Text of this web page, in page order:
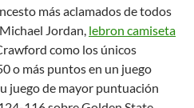
más aclamados de todos
Jordan, lebron camiseta
como los únicos
o más puntos en un juego
juego de mayor puntuación